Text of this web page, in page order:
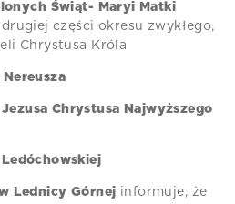
Świąt- Maryi Matki
części okresu zwykłego,
Chrystusa Króla
Chrystusa Najwyższego
Lednicy Górnej informuje, że